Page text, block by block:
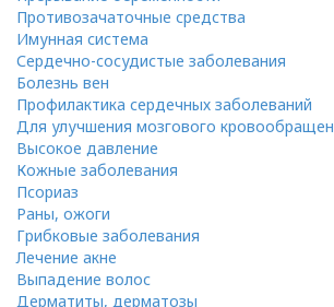
Противозачаточные средства
Имунная система
Сердечно-сосудистые заболевания
Болезнь вен
Профилактика сердечных заболеваний
Для улучшения мозгового
Высокое давление
Кожные заболевания
Псориаз
Раны, ожоги
Грибковые заболевания
Лечение акне
Выпадение волос
Дерматиты, дерматозы